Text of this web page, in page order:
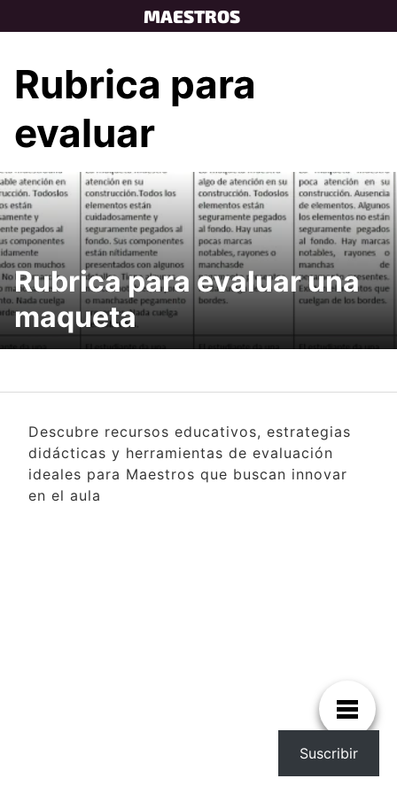
to
MAESTROS
Rubrica para
evaluar
Rubrica para evaluar una
maqueta
Descubre recursos educativos, estrategias
didácticas y herramientas de evaluación
ideales para Maestros que buscan innovar
en el aula
Suscribir